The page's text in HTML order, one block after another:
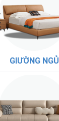
GIƯỜNG NGỦ